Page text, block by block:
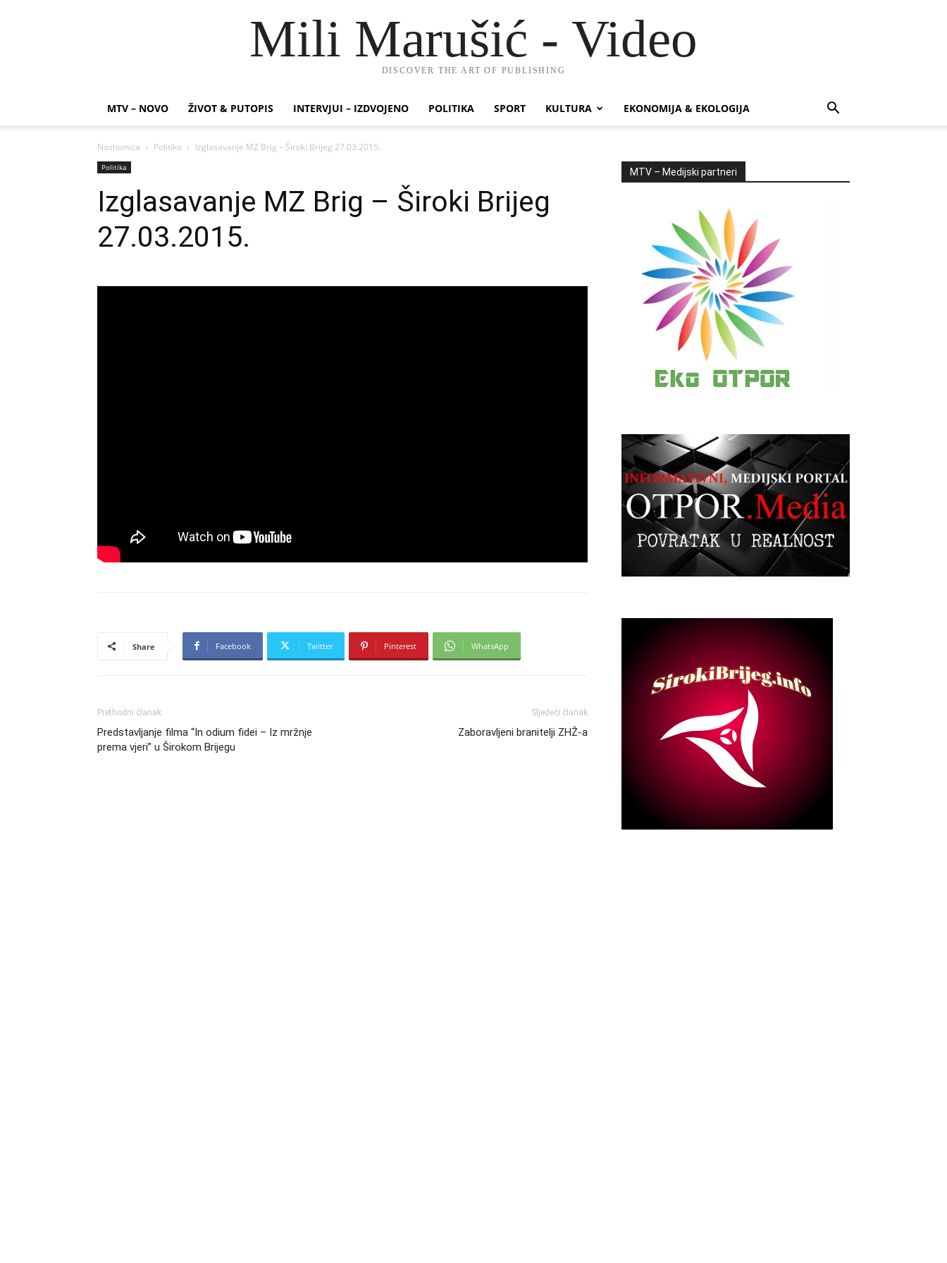
Mili Marušić - Video
DISCOVER THE ART OF PUBLISHING
MTV – NOVO ŽIVOT & PUTOPIS INTERVJUI – IZDVOJENO POLITIKA SPORT KULTURA EKONOMIJA & EKOLOGIJA
Naslovnica Politika Izglasavanje MZ Brig – Široki Brijeg 27.03.2015.
Politika
Izglasavanje MZ Brig – Široki Brijeg
27.03.2015.
Share Facebook Twitter Pinterest WhatsApp
Prethodni članak
Predstavljanje filma “In odium fidei – Iz mržnje
prema vjeri” u Širokom Brijegu
Sljedeći članak
Zaboravljeni branitelji ZHŽ-a
MTV – Medijski partneri